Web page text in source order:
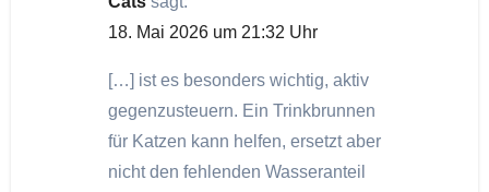
18. Mai 2026 um 21:32 Uhr
[…] ist es besonders wichtig, aktiv
gegenzusteuern. Ein Trinkbrunnen
für Katzen kann helfen, ersetzt aber
nicht den fehlenden Wasseranteil